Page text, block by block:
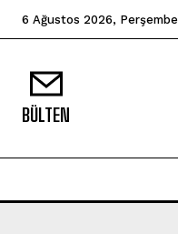
6 Ağustos 2026, Perşembe
BÜLTEN